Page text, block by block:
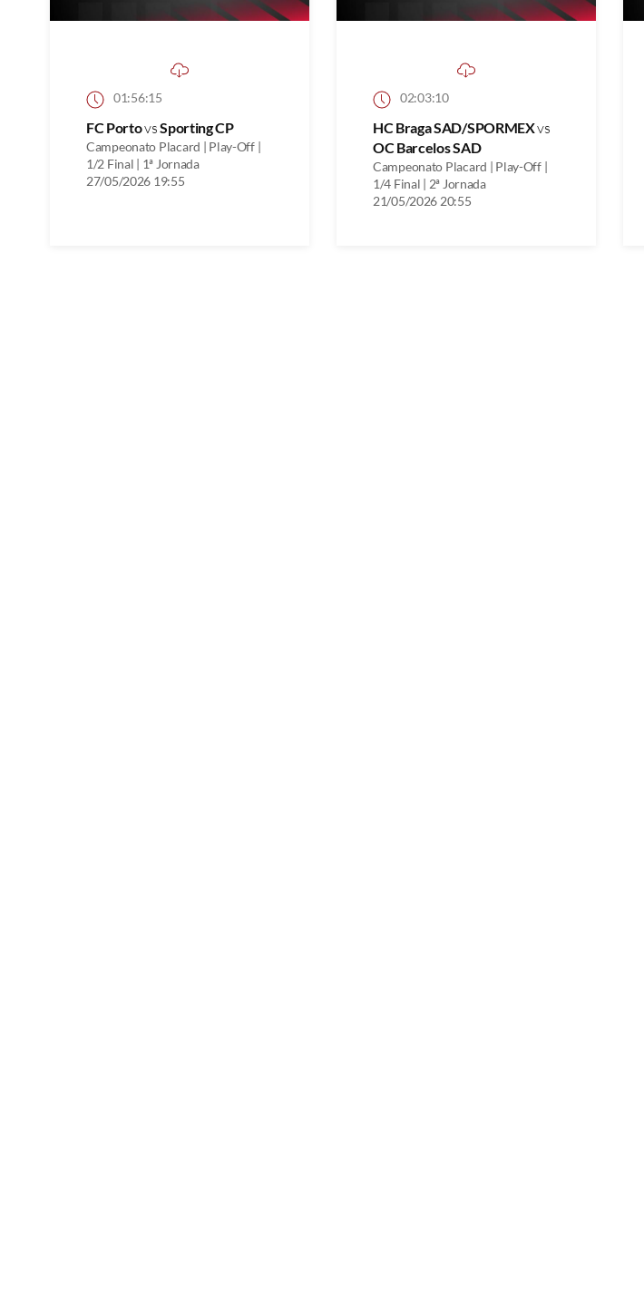
01:56:15
FC PortovsSporting CP
Campeonato Placard | Play-Off |
1/2 Final | 1ª Jornada
27/05/2026 19:55
02:03:10
HC Braga SAD/SPORMEXvs
OC Barcelos SAD
Campeonato Placard | Play-Off |
1/4 Final | 2ª Jornada
21/05/2026 20:55